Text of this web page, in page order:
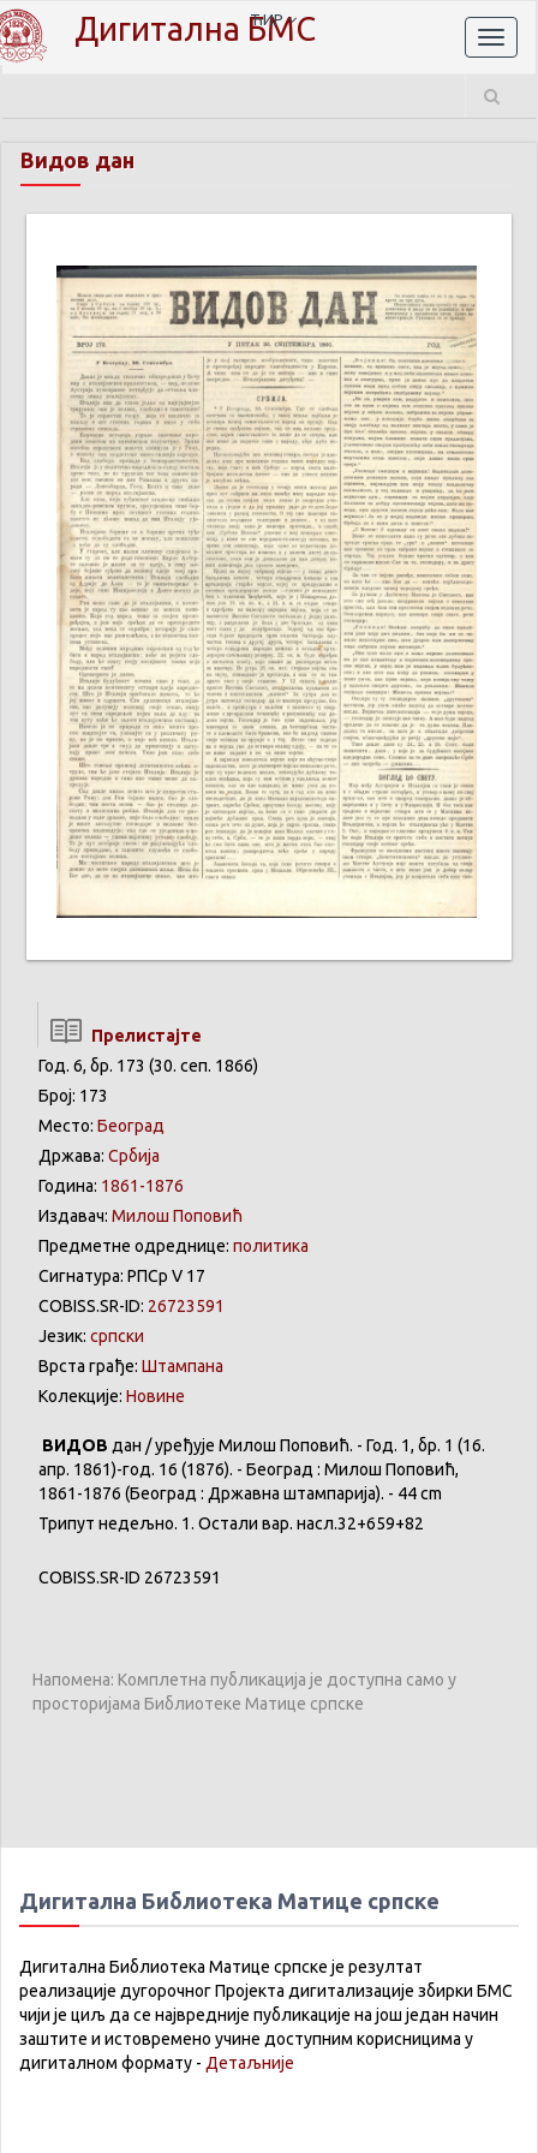
Дигитална БМС
ЋИР
Видов дан
Прелистајте
Год. 6, бр. 173 (30. сеп. 1866)
Број: 173
Место: Београд
Држава: Србија
Година: 1861-1876
Издавач: Милош Поповић
Предметне одреднице: политика
Сигнатура: РПСр V 17
COBISS.SR-ID: 26723591
Језик: српски
Врста грађе: Штампана
Колекције: Новине
ВИДОВ дан / уређује Милош Поповић. - Год. 1, бр. 1 (16.
апр. 1861)-год. 16 (1876). - Београд : Милош Поповић,
1861-1876 (Београд : Државна штампарија). - 44 cm
Трипут недељно. 1. Остали вар. насл.32+659+82
COBISS.SR-ID 26723591
Напомена: Комплетна публикација је доступна само у
просторијама Библиотеке Матице српске
Дигитална Библиотека Матице српске
Дигитална Библиотека Матице српске је резултат
реализације дугорочног Пројекта дигитализације збирки БМС
чији је циљ да се највредније публикације на још један начин
заштите и истовремено учине доступним корисницима у
дигиталном формату - Детаљније